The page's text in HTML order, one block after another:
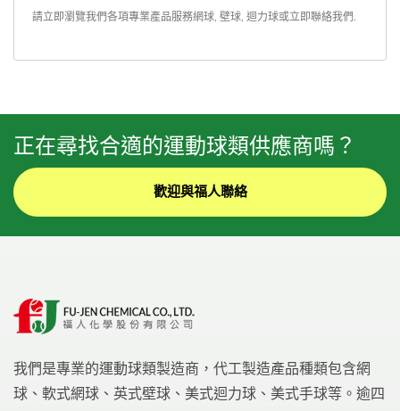
請立即瀏覽我們各項專業產品服務網球 壁球 迴力球或立即聯絡我們
正在尋找合適的運動球類供應商嗎？
歡迎與福人聯絡
我們是專業的運動球類製造商，代工製造產品種類包含網
球、軟式網球、英式壁球、美式迴力球、美式手球等。逾四